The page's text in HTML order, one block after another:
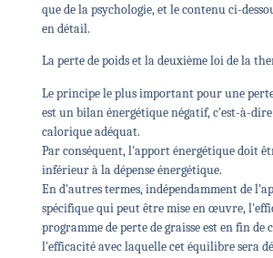
que de la psychologie, et le contenu ci-
en détail.
La perte de poids et la deuxième loi de la
Le principe le plus important pour une
est un bilan énergétique négatif, c'est-à-
calorique adéquat.
Par conséquent, l'apport énergétique doit
inférieur à la dépense énergétique.
En d'autres termes, indépendamment de
spécifique qui peut être mise en œuvre,
programme de perte de graisse est en fin de
l'efficacité avec laquelle cet équilibre sera